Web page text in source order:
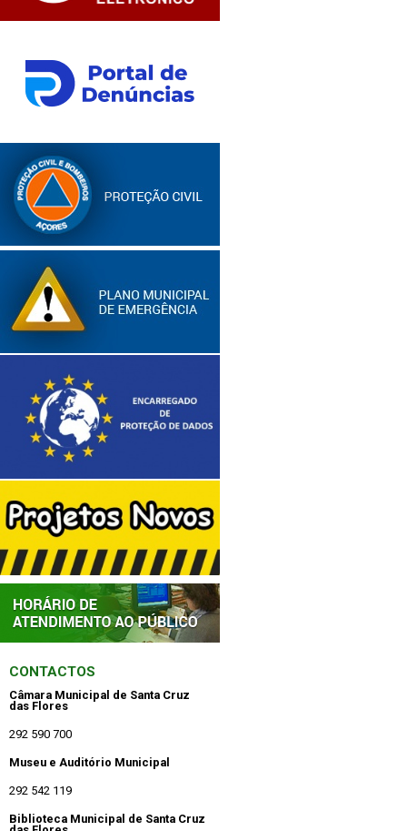
CONTACTOS
Câmara Municipal de Santa Cruz
das Flores
292 590 700
Museu e Auditório Municipal
292 542 119
Biblioteca Municipal de Santa Cruz